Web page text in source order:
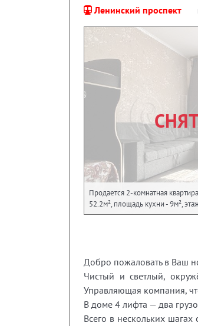
Ленинский проспект
Продается 2-комнатная
52.2м², площадь кухни - 9м²,
Добро пожаловать в Ваш
Чистый и светлый,
Управляющая компания,
В доме 4 лифта — два
Всего в нескольких